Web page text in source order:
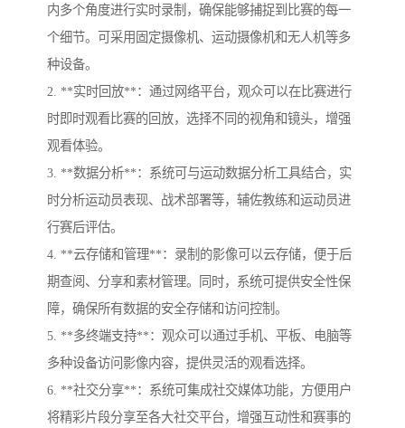
内多个角度进行实时录制，确保能够捕捉到比赛的每一
个细节。可采用固定摄像机、运动摄像机和无人机等多
种设备。
2. **实时回放**：通过网络平台，观众可以在比赛进行
时即时观看比赛的回放，选择不同的视角和镜头，增强
观看体验。
3. **数据分析**：系统可与运动数据分析工具结合，实
时分析运动员表现、战术部署等，辅佐教练和运动员进
行赛后评估。
4. **云存储和管理**：录制的影像可以云存储，便于后
期查阅、分享和素材管理。同时，系统可提供安全性保
障，确保所有数据的安全存储和访问控制。
5. **多终端支持**：观众可以通过手机、平板、电脑等
多种设备访问影像内容，提供灵活的观看选择。
6. **社交分享**：系统可集成社交媒体功能，方便用户
将精彩片段分享至各大社交平台，增强互动性和赛事的